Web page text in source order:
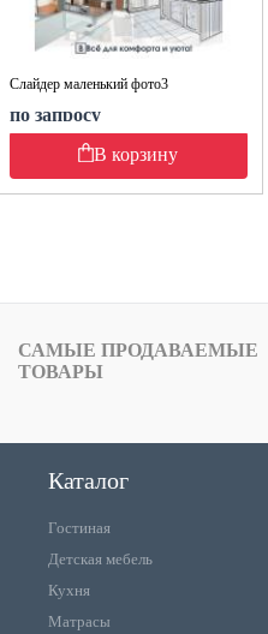
Слайдер маленький фото3
по запросу
В корзину
САМЫЕ ПРОДАВАЕМЫЕ
ТОВАРЫ
Каталог
Гостиная
Детская мебель
Кухня
Матрасы